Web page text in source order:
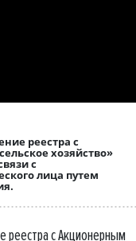
реестра с
хозяйство»
с
лица путем
реестра с Акционерным